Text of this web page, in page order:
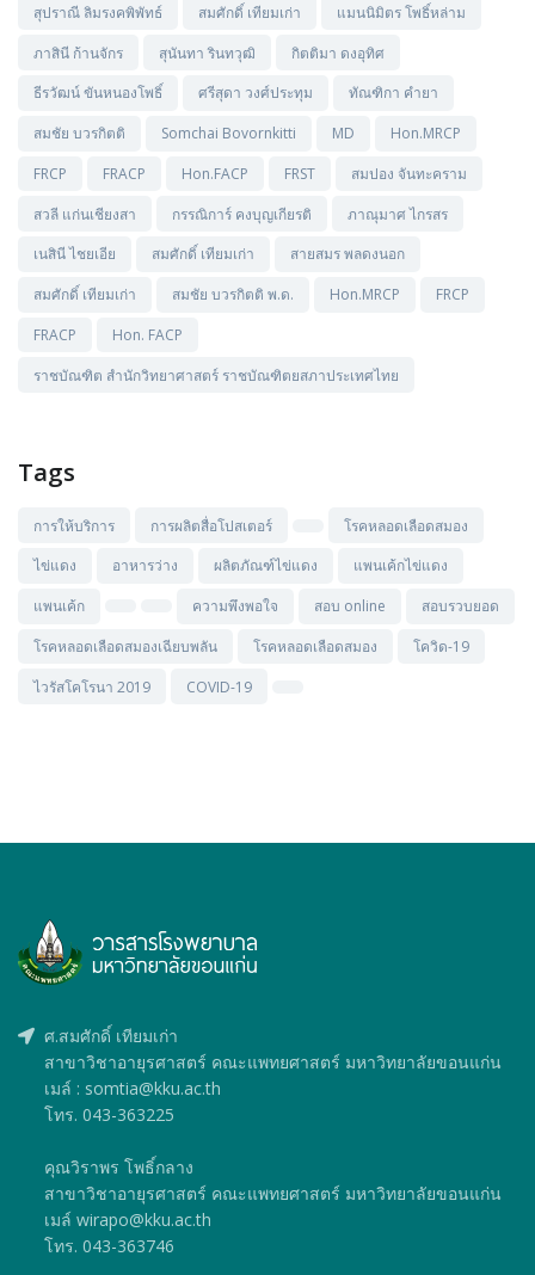
สุปราณี ลิมรงคพิพัทธ์ สมศักดิ์ เทียมเก่า
แมนนิมิตร โพธิ์หล่าม
ภาสินี ก้านจักร
สุนันทา รินทวุฒิ
กิตติมา ดงอุทิศ
ธีรวัฒน์ ขันหนองโพธิ์
ศรีสุดา วงศ์ประทุม
ทัณฑิกา คำยา
สมชัย บวรกิตติ
Somchai Bovornkitti MD
Hon.MRCP
FRCP
FRACP Hon.FACP FRST
สมปอง จันทะคราม
สวลี แก่นเชียงสา
กรรณิการ์ คงบุญเกียรติ
ภาณุมาศ ไกรสร
เนสินี ไชยเอีย
สมศักดิ์ เทียมเก่า
สายสมร พลดงนอก
สมศักดิ์ เทียมเก่า
สมชัย บวรกิตติ พ.ด. Hon.MRCP
FRCP
FRACP
Hon. FACP
ราชบัณฑิต สำนักวิทยาศาสตร์ ราชบัณฑิตยสภาประเทศไทย
Tags
การให้บริการ การผลิตสื่อโปสเตอร์
โรคหลอดเลือดสมอง
ไข่แดง
อาหารว่าง ผลิตภัณฑ์ไข่แดง
แพนเค้กไข่แดง
แพนเค้ก
ความพึงพอใจ สอบ online
สอบรวบยอด
โรคหลอดเลือดสมองเฉียบพลัน
โรคหลอดเลือดสมอง
โควิด-19
ไวรัสโคโรนา 2019
COVID-19
ศ.สมศักดิ์ เทียมเก่า
สาขาวิชาอายุรศาสตร์ คณะแพทยศาสตร์ มหาวิทยาลัยขอนแก่น
เมล์ : somtia@kku.ac.th
โทร. 043-363225
คุณวิราพร โพธิ์กลาง
สาขาวิชาอายุรศาสตร์ คณะแพทยศาสตร์ มหาวิทยาลัยขอนแก่น
เมล์ wirapo@kku.ac.th
โทร. 043-363746